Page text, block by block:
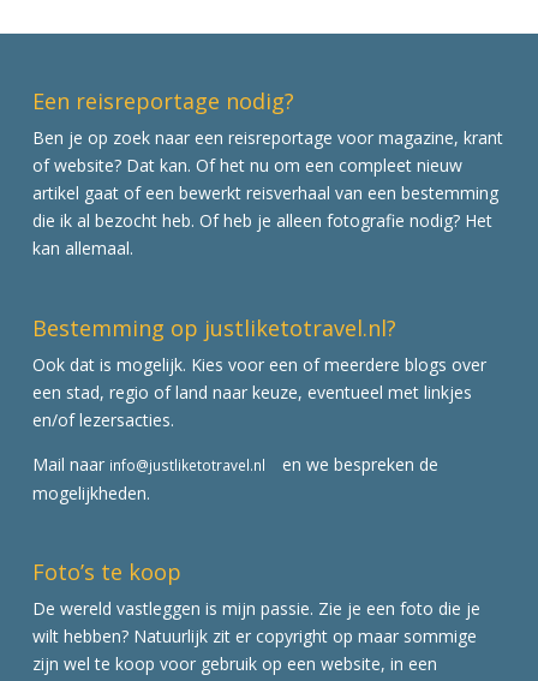
Een reisreportage nodig?
Ben je op zoek naar een reisreportage voor magazine, krant
of website? Dat kan. Of het nu om een compleet nieuw
artikel gaat of een bewerkt reisverhaal van een bestemming
die ik al bezocht heb. Of heb je alleen fotografie nodig? Het
kan allemaal.
Bestemming op justliketotravel.nl?
Ook dat is mogelijk. Kies voor een of meerdere blogs over
een stad, regio of land naar keuze, eventueel met linkjes
en/of lezersacties.
Mail naar info@justliketotravel.nl
en we bespreken de
mogelijkheden.
Foto’s te koop
De wereld vastleggen is mijn passie. Zie je een foto die je
wilt hebben? Natuurlijk zit er copyright op maar sommige
zijn wel te koop voor gebruik op een website, in een